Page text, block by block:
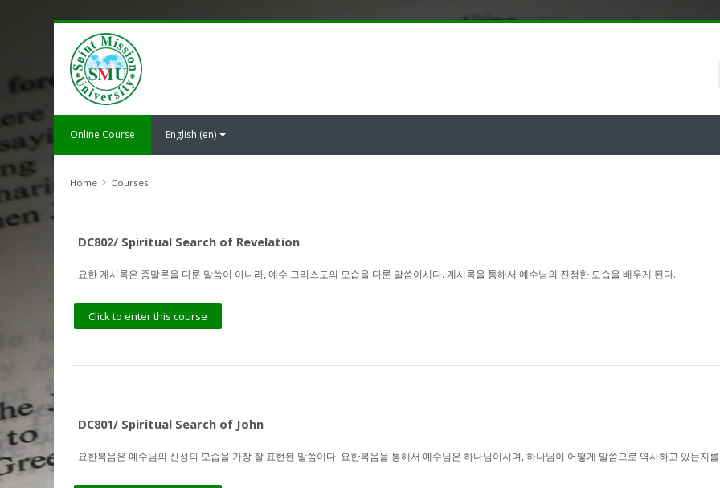
content
Online Course English ‎(en)‎
Home Courses
DC802/ Spiritual Search of Revelation
요한 계시록은 종말론을 다룬 말씀이 아니라, 예수 그리스도의 모습을 다룬 말씀이시다. 계시록을 통해서 예수님의 진정한 모습을 배우게 된다.
Click to enter this course
DC801/ Spiritual Search of John
요한복음은 예수님의 신성의 모습을 가장 잘 표현된 말씀이다. 요한복음을 통해서 예수님은 하나님이시며, 하나님이 어떻게 말씀으로 역사하고 있는지